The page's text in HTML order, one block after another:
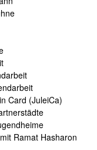
Card (JuleiCa)
Ramat Hasharon